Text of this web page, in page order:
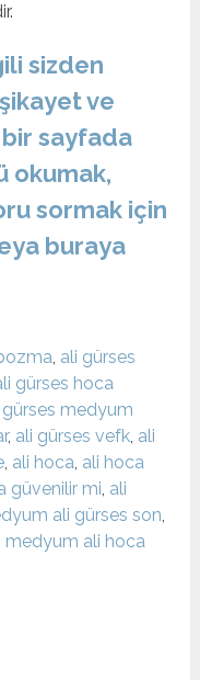
sizden
ve
bir sayfada
okumak,
sormak için
buraya
, ali gürses
gürses hoca
gürses medyum
, ali gürses vefk, ali
, ali hoca, ali hoca
güvenilir mi, ali
ali gürses son,
medyum ali hoca